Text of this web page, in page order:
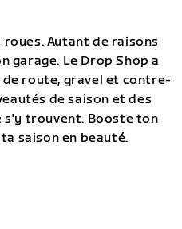
roues. Autant de raisons
garage. Le Drop Shop a
route, gravel et contre-
de saison et des
s'y trouvent. Booste ton
saison en beauté.